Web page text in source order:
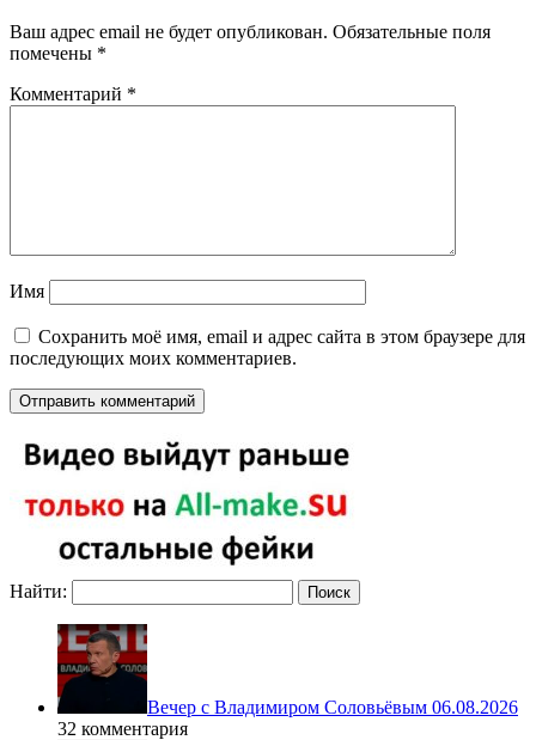
Ваш адрес email не будет опубликован. Обязательные поля
помечены *
Комментарий *
Имя
Сохранить моё имя, email и адрес сайта в этом браузере для
последующих моих комментариев.
Найти:
Вечер с Владимиром Соловьёвым 06.08.2026
32 комментария